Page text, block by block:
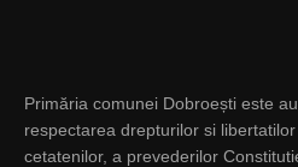
Primăria comunei Dobroești este
respectarea drepturilor si
cetatenilor, a prevederilor